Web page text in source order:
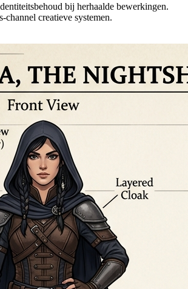
bij herhaalde bewerkingen.
channel creatieve systemen.